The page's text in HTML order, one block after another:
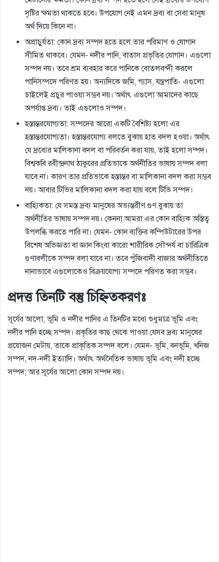
সৃষ্টির ক্ষমতা থাকতে হবে। উপযোগ নেই এমন দ্রব্য বা সেবা মানুষ
অর্থ দিয়ে কিনে না।
অপ্রাচুর্যতা: কোন দ্রব্য সম্পদ হতে হলে তার পরিমাণ ও যোগান
সীমিত থাকবে। যেমন- নদীর পানি, বাতাস প্রভৃতির যোগান। এগুলো
সম্পদ নয়। তবে শ্রম ব্যবহার করে পানিকে বোতলবন্দী করলে
পানিসম্পদে পরিণত হয়। অন্যদিকে জমি, গ্যাস, যন্ত্রপাতি- এগুলো
চাইলেই প্রচুর পাওয়া সম্ভব নয়। অর্থাৎ এগুলো আমাদের কাছে
অপর্যাপ্ত দ্রব্য। তাই এগুলোও সম্পদ।
হস্তান্তরযোগ্যতা: সম্পদের আরো একটি বৈশিষ্ট্য হলো এর
হস্তান্তরযোগ্যতা। হস্তান্তরযোগ্য বলতে বুঝায় হাত বদল হওয়া। অর্থাৎ
যে দ্রব্যের মালিকানা বদল বা পরিবর্তন করা যায়, তাই হলো সম্পদ।
বিশ্বকবি রবীন্দ্রনাথ ঠাকুরের প্রতিভাকে অর্থনীতির ভাষায় সম্পদ বলা
যাবে না। কারণ তার প্রতিভাকে হস্তান্তর বা মালিকানা বদল করা সম্ভব
নয়। আবার টিভির মালিকানা বদল করা যায় বলে টিভি সম্পদ।
বাহ্যিকতা: যে সমস্ত দ্রব্য মানুষের অভ্যন্তরীণ গুণ বুঝায় তা
অর্থনীতির ভাষায় সম্পদ নয়। কেননা আমরা এর কোন বাহ্যিক অস্তিত্ব
উপলব্ধি করতে পারি না। যেমন- কোন ব্যক্তির কম্পিউটারের উপর
বিশেষ অভিজ্ঞতা বা জ্ঞান কিংবা কারো শারীরিক সৌন্দর্য বা চারিত্রিক
গুণাবলীকে সম্পদ বলা যাবে না। তবে পুঁজিবাদী বাজার অর্থনীতিতে
নানাভাবে এগুলোকেও বিক্রয়যোগ্য সম্পদে পরিণত করা সম্ভব।
প্রদত্ত তিনটি বস্তু চিহ্নিতকরণঃ
সূর্যের আলো, ভূমি ও নদীর পানির এ তিনটির মধ্যে শুধুমাত্র ভূমি এবং
নদীর পানি হচ্ছে সম্পদ। প্রকৃতির কাছ থেকে পাওয়া যেসব দ্রব্য মানুষের
প্রয়োজন মেটায়, তাকে প্রাকৃতিক সম্পদ বলে। যেমন- ভূমি, বনভূমি, খনিজ
সম্পদ, নদ-নদী ইত্যাদি। অর্থাৎ অর্থনৈতিক ভাষায় ভূমি এবং নদী হচ্ছে
সম্পদ; আর সূর্যের আলো কোন সম্পদ নয়।